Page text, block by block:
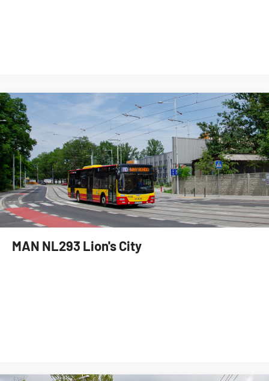
MAN NL293 Lion's City